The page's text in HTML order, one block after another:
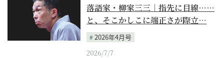
落語家・柳家三三｜指先に目線……
と、そこかしこに端正さが際立…
2026年4月号
2026/7/7